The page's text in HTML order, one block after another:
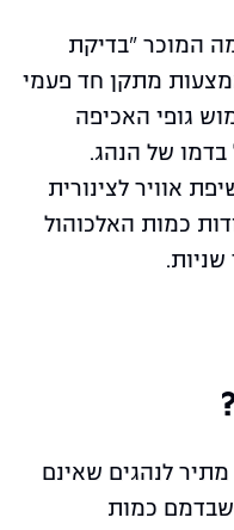
המוכר "בדיקת
מתקן חד פעמי
גופי האכיפה
של הנהג.
אוויר לצינורית
כמות האלכוהול
לנהגים שאינם
כמות